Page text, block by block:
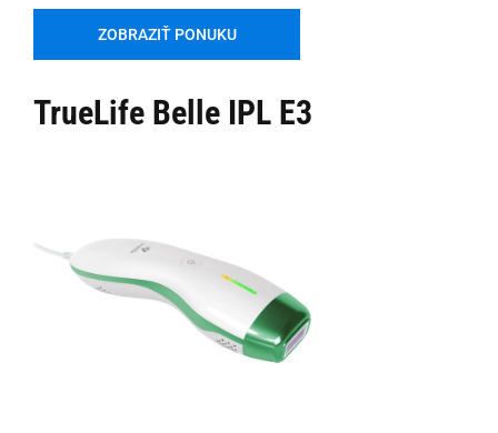
ZOBRAZIŤ PONUKU
TrueLife Belle IPL E3